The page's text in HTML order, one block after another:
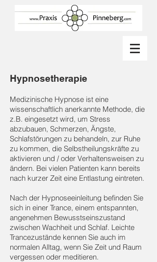
Hypnosetherapie
Medizinische Hypnose ist eine
wissenschaftlich anerkannte Methode, die
z.B. eingesetzt wird, um Stress
abzubauen, Schmerzen, Ängste,
Schlafstörungen zu behandeln, zur Ruhe
zu kommen, die Selbstheilungskräfte zu
aktivieren und / oder Verhaltensweisen zu
ändern. Bei vielen Patienten kann bereits
nach kurzer Zeit eine Entlastung eintreten.
Nach der Hypnoseeinleitung befinden Sie
sich in einer Trance, einem entspannten,
angenehmen Bewusstseinszustand
zwischen Wachheit und Schlaf. Leichte
Trancezustände kennen Sie auch im
normalen Alltag, wenn Sie Zeit und Raum
vergessen oder meditieren.